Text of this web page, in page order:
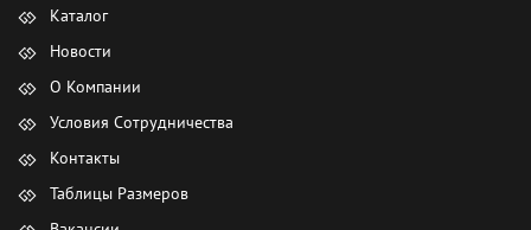
Каталог
Новости
О Компании
Условия Сотрудничества
Контакты
Таблицы Размеров